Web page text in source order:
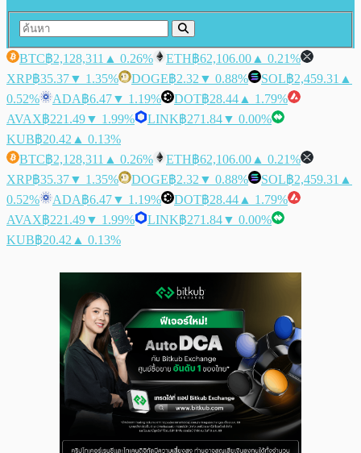
BTC฿2,128,311 ▲ 0.26% ETH฿62,106.00 ▲ 0.21%
XRP฿35.37▼ 1.35% DOGE฿2.32 ▼ 0.88% SOL฿2,459.31 ▲
0.52%
ADA฿6.47▼ 1.19% DOT฿28.44 ▲ 1.79%
AVAX฿221.49▼ 1.99% LINK฿271.84▼ 0.00%
KUB฿20.42 ▲ 0.13%
BTC฿2,128,311 ▲ 0.26% ETH฿62,106.00 ▲ 0.21%
XRP฿35.37▼ 1.35% DOGE฿2.32 ▼ 0.88% SOL฿2,459.31 ▲
0.52%
ADA฿6.47▼ 1.19% DOT฿28.44 ▲ 1.79%
AVAX฿221.49▼ 1.99% LINK฿271.84▼ 0.00%
KUB฿20.42 ▲ 0.13%